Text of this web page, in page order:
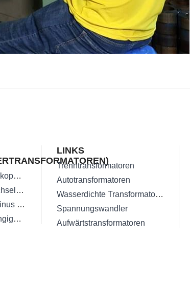
Hocheffizienter netzgekoppelter Solar-Wechselrichtertransformator
Einphasige Solar-Wechselrichter-Transformatoren
Zuverlässiger 300W Sinus Wechselrichter
Niedriger netzunabhängiger dreiphasiger Solar-Wechselrichtertransformator
LINKS
Trenntransformatoren
Autotransformatoren
Wasserdichte Transformatoren
Spannungswandler
Aufwärtstransformatoren